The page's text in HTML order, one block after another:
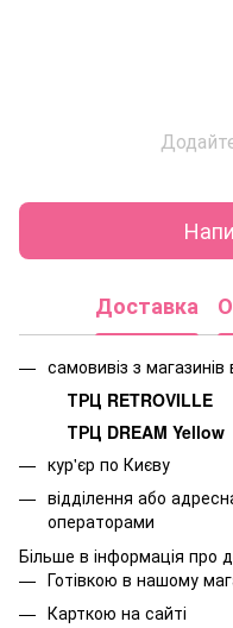
Доставка
самовивіз з магазинів
ТРЦ RETROVILLE
ТРЦ DREAM Yellow
кур'єр по Києву
відділення або
операторами
Більше в інформація про
Готівкою в нашому
Карткою на сайті